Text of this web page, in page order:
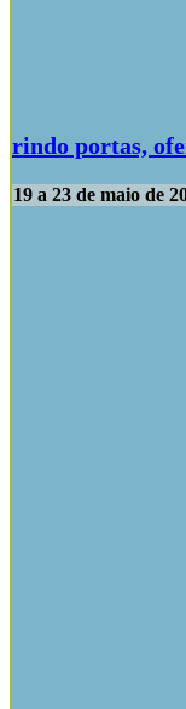
portas,
19 a 23 de maio de